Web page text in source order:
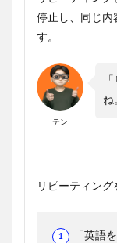
停止し、同じ内
す。
テン
ね
リピーティング
「英語